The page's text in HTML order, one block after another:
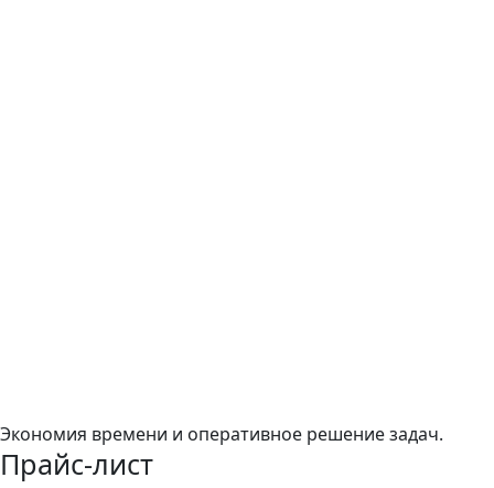
Экономия времени и оперативное решение задач.
Прайс-лист